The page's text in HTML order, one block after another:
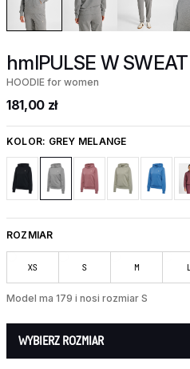
hmlPULSE W
HOODIE for women
181,00 zł
KOLOR: GREY MELANGE
ROZMIAR
XS S M L
Model ma 179 i nosi rozmiar S
WYBIERZ ROZMIAR